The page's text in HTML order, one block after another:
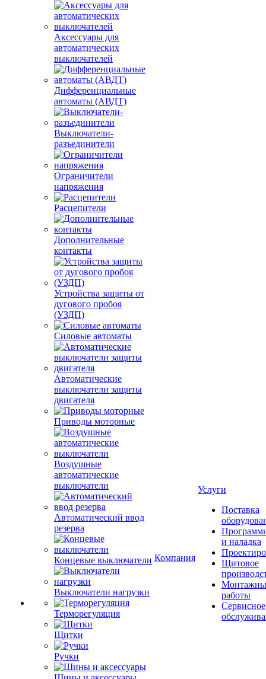
Аксессуары для
автоматических
выключателей
Дифференциальные
автоматы (АВДТ)
Выключатели-
разъединители
Ограничители
напряжения
Расцепители
Дополнительные
контакты
Устройства защиты от
дугового пробоя
(УЗДП)
Силовые автоматы
Автоматические
выключатели защиты
двигателя
Приводы моторные
Воздушные
автоматические
выключатели
Автоматический ввод
резерва
Концевые выключатели
Выключатели нагрузки
Терморегуляция
Щитки
Ручки
Компания
Услуги
Поставка
и наладка
Щитовое
работы
Сервисное